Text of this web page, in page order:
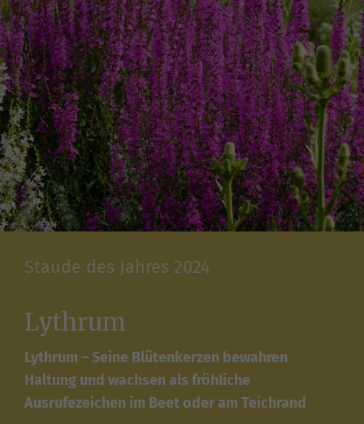
Staude des Jahres 2024
Lythrum
Lythrum – Seine Blütenkerzen bewahren
Haltung und wachsen als fröhliche
Ausrufezeichen im Beet oder am Teichrand